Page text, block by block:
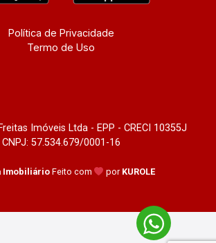
Política de Privacidade
Termo de Uso
Imóveis Ltda - EPP - CRECI 10355J
CNPJ: 57.534.679/0001-16
Imobiliário Feito com por KUROLE